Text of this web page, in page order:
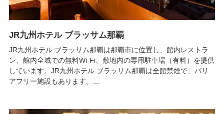
JR九州ホテル ブラッサム那覇
JR九州ホテル ブラッサム那覇は那覇市に位置し、館内レストラ
ン、館内全域での無料Wi-Fi、敷地内の専用駐車場（有料）を提供
しています。JR九州ホテル ブラッサム那覇は全館禁煙で、バリ
アフリー施設もあります。...